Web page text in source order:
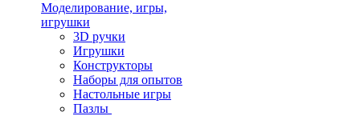
Моделирование, игры,
игрушки
3D ручки
Игрушки
Конструкторы
Наборы для опытов
Настольные игры
Пазлы